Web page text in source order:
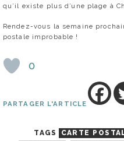
qu’il existe plus d’une plage à
Rendez-vous la semaine
postale improbable !
0
PARTAGER L'ARTICLE
TAGS CARTE